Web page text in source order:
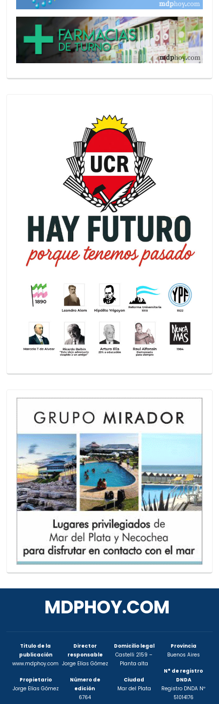
MDPHOY.COM
Titulo de la
publicación
www.mdphoy.com
Propietario
Jorge Elías Gómez
Director
responsable
Jorge Elías Gómez
Número de
edición
6764
Domicilio legal
Castelli 2159 –
Planta alta
Ciudad
Mar del Plata
Provincia
Buenos Aires
N° de registro
DNDA
Registro DNDA Nº
51014176